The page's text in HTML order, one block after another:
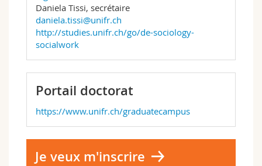
Daniela Tissi, secrétaire
daniela.tissi@unifr.ch
http://studies.unifr.ch/go/de-sociology-
socialwork
Portail doctorat
https://www.unifr.ch/graduatecampus
Je veux m'inscrire